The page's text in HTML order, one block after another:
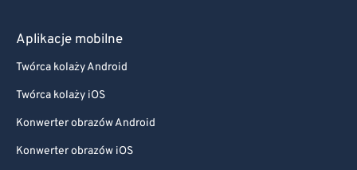
Aplikacje mobilne
Twórca kolaży Android
Twórca kolaży iOS
Konwerter obrazów Android
Konwerter obrazów iOS